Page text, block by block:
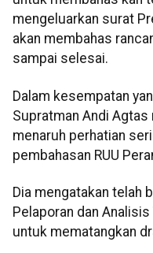
mengeluarkan surat
akan membahas
sampai selesai.
Dalam kesempatan
Supratman Andi
menaruh perhatian
pembahasan RUU
Dia mengatakan telah
Pelaporan dan
untuk mematangkan